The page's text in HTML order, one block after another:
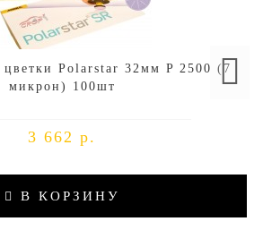
Polarstar 32мм P 2500 (7
микрон) 100шт
3 662 р.
В КОРЗИНУ